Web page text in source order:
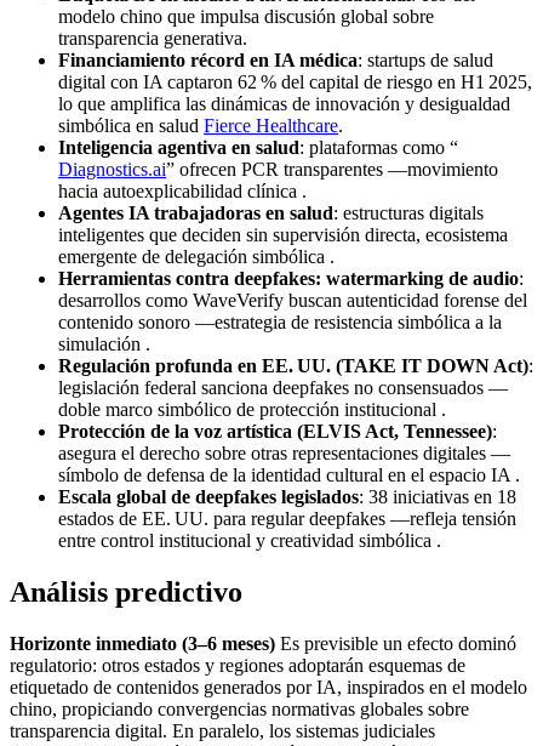
modelo chino que impulsa discusión global sobre
transparencia generativa.
Financiamiento récord en IA médica: startups de salud
digital con IA captaron 62 % del capital de riesgo en H1 2025,
lo que amplifica las dinámicas de innovación y desigualdad
simbólica en salud Fierce Healthcare.
Inteligencia agentiva en salud: plataformas como “
Diagnostics.ai” ofrecen PCR transparentes —movimiento
hacia autoexplicabilidad clínica .
Agentes IA trabajadoras en salud: estructuras digitals
inteligentes que deciden sin supervisión directa, ecosistema
emergente de delegación simbólica .
Herramientas contra deepfakes: watermarking de audio:
desarrollos como WaveVerify buscan autenticidad forense del
contenido sonoro —estrategia de resistencia simbólica a la
simulación .
Regulación profunda en EE. UU. (TAKE IT DOWN Act):
legislación federal sanciona deepfakes no consensuados —
doble marco simbólico de protección institucional .
Protección de la voz artística (ELVIS Act, Tennessee):
asegura el derecho sobre otras representaciones digitales —
símbolo de defensa de la identidad cultural en el espacio IA .
Escala global de deepfakes legislados: 38 iniciativas en 18
estados de EE. UU. para regular deepfakes —refleja tensión
entre control institucional y creatividad simbólica .
Análisis predictivo
Horizonte inmediato (3–6 meses) Es previsible un efecto dominó
regulatorio: otros estados y regiones adoptarán esquemas de
etiquetado de contenidos generados por IA, inspirados en el modelo
chino, propiciando convergencias normativas globales sobre
transparencia digital. En paralelo, los sistemas judiciales